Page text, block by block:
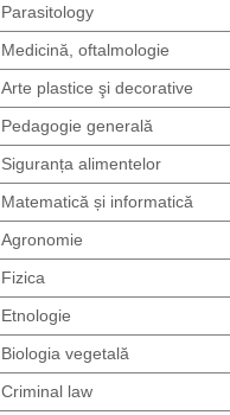
Parasitology
Medicină, oftalmologie
Arte plastice şi decorative
Pedagogie generală
Siguranța alimentelor
Matematică și informatică
Agronomie
Fizica
Etnologie
Biologia vegetală
Criminal law